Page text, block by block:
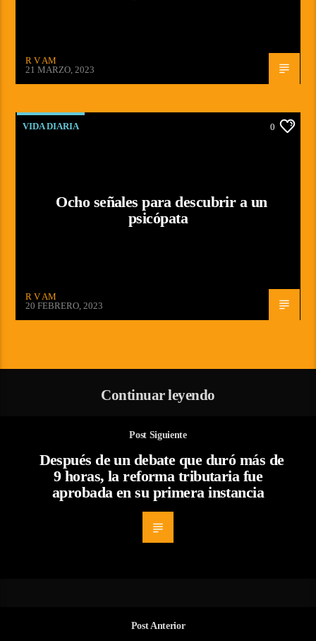
R V AM
21 MARZO, 2023
VIDA DIARIA 0
Ocho señales para descubrir a un
psicópata
R V AM
20 FEBRERO, 2023
Continuar leyendo
Post Siguiente
Después de un debate que duró más de
9 horas, la reforma tributaria fue
aprobada en su primera instancia
Post Anterior